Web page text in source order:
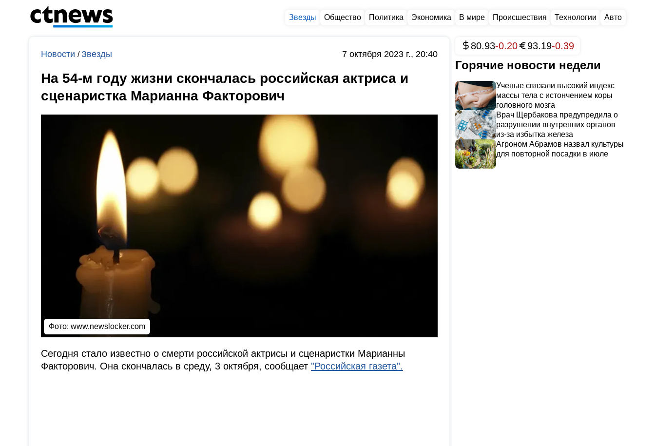
Звезды Общество Политика Экономика В мире Происшествия Технологии Авто
Новости /Звезды 7 октября 2023 г., 20:40
На 54-м году жизни скончалась российская актриса и
сценаристка Марианна Факторович
Фото: www.newslocker.com
Сегодня стало известно о смерти российской актрисы и сценаристки Марианны
Факторович. Она скончалась в среду, 3 октября, сообщает "Российская газета".
80.93-0.20 93.19-0.39
Горячие новости недели
Ученые связали высокий индекс
массы тела с истончением коры
головного мозга
Врач Щербакова предупредила о
разрушении внутренних органов
из-за избытка железа
Агроном Абрамов назвал культуры
для повторной посадки в июле